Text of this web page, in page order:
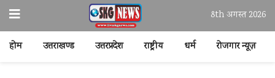
8th अगस्त 2026
होम उत्तराखण्ड उत्तरप्रदेश राष्ट्रीय धर्म रोजगार न्यूज़